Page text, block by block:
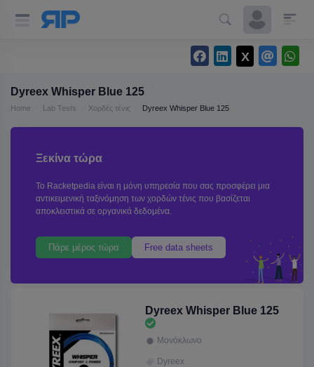
Dyreex Whisper Blue 125
Home Lab Tests Χορδές τένις Dyreex Whisper Blue 125
Ξεκίνα τώρα
Το Racketpedia είναι η μόνη υπηρεσία που σας προσφέρει μια
αντικειμενική ταξινόμηση των χορδών τένις που βασίζεται
αποκλειστικά σε οργανικά δεδομένα.
Πάρε μέρος τώρα Free data sheets
Dyreex Whisper Blue 125
Μονόκλωνο
Dyreex